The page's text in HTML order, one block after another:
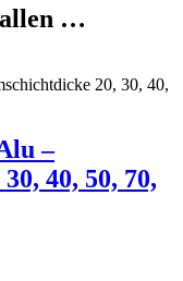
…
–
40, 50, 70,